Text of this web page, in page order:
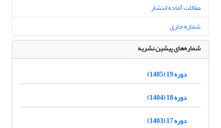
مقالات آماده انتشار
شماره جاری
شماره‌های پیشین نشریه
دوره 19 (1405)
دوره 18 (1404)
دوره 17 (1403)